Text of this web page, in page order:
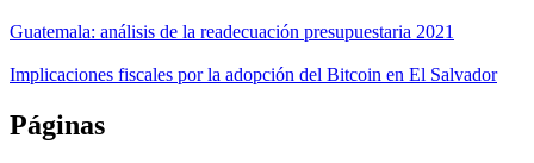
Guatemala: análisis de la readecuación presupuestaria 2021
Implicaciones fiscales por la adopción del Bitcoin en El Salvador
Páginas